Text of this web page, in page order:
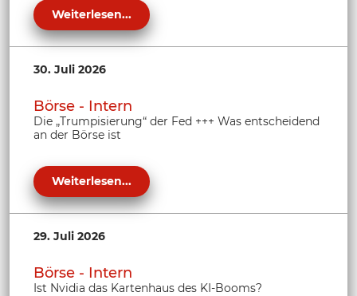
Weiterlesen...
30. Juli 2026
Börse - Intern
Die „Trumpisierung“ der Fed +++ Was entscheidend
an der Börse ist
Weiterlesen...
29. Juli 2026
Börse - Intern
Ist Nvidia das Kartenhaus des KI-Booms?